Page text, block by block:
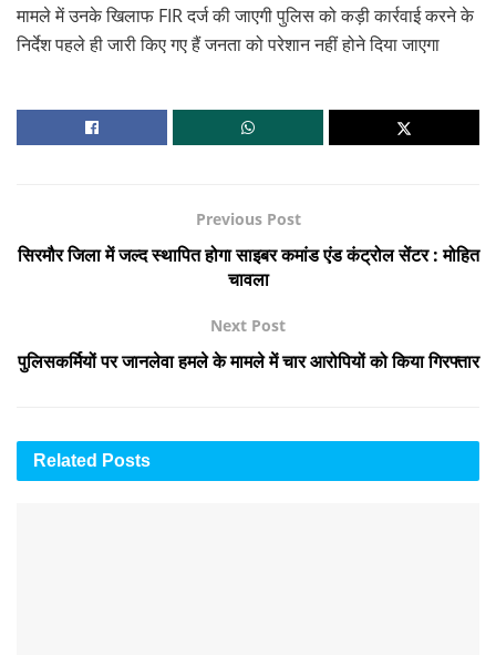
मामले में उनके खिलाफ FIR दर्ज की जाएगी पुलिस को कड़ी कार्रवाई करने के
निर्देश पहले ही जारी किए गए हैं जनता को परेशान नहीं होने दिया जाएगा
Previous Post
सिरमौर जिला में जल्द स्थापित होगा साइबर कमांड एंड कंट्रोल सेंटर : मोहित
चावला
Next Post
पुलिसकर्मियों पर जानलेवा हमले के मामले में चार आरोपियों को किया गिरफ्तार
Related Posts